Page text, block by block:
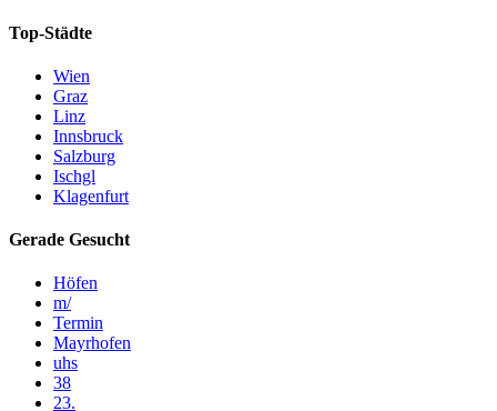
Top-Städte
Wien
Graz
Linz
Innsbruck
Salzburg
Ischgl
Klagenfurt
Gerade Gesucht
Höfen
m/
Termin
Mayrhofen
uhs
38
23.